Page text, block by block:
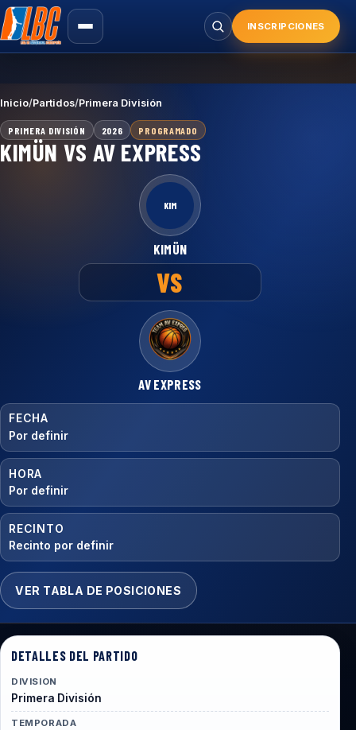
Saltar
al
contenido
Buscar
INSCRIPCIONES
Inicio/Partidos/Primera División
PRIMERA DIVISIÓN 2026 PROGRAMADO
KIMÜN VS AV EXPRESS
KIM
KIMÜN
VS
AV EXPRESS
FECHA
Por definir
HORA
Por definir
RECINTO
Recinto por definir
VER TABLA DE POSICIONES
DETALLES DEL PARTIDO
DIVISION
Primera División
TEMPORADA